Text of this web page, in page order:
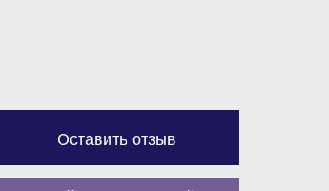
Оставить отзыв